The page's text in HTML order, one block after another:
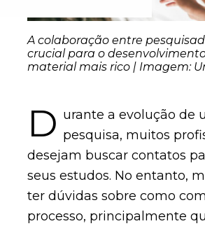
A colaboração entre
crucial para o
material mais rico | Imagem:
D urante a evolução de
pesquisa, muitos
desejam buscar contatos
seus estudos. No entanto,
ter dúvidas sobre como
processo, principalmente
Seu e-mail foi cadastrado com sucesso!